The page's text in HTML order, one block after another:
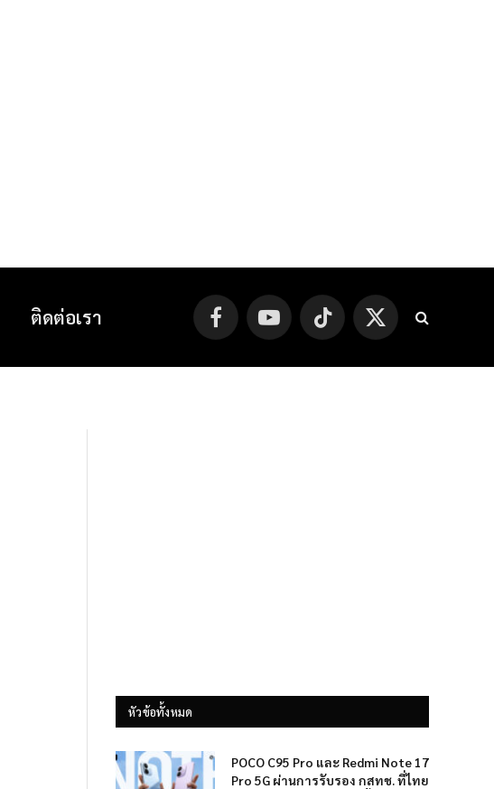
ติดต่อเรา FacebookYouTube TikTok
X
(Twitter)
หัวข้อทั้งหมด
POCO C95 Pro และ Redmi Note 17
Pro 5G ผ่านการรับรอง กสทช. ที่ไทย